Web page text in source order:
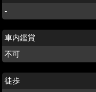
-
車内鑑賞
不可
徒歩